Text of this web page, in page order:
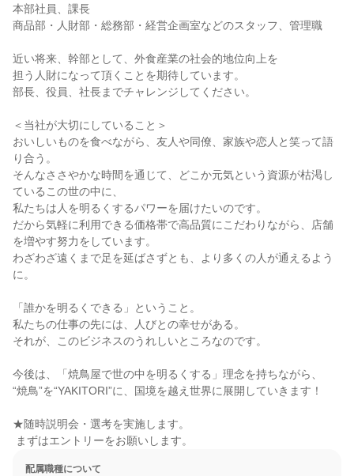
本部社員、課長
商品部・人財部・総務部・経営企画室などのスタッフ、管理職
近い将来、幹部として、外食産業の社会的地位向上を
担う人財になって頂くことを期待しています。
部長、役員、社長までチャレンジしてください。
＜当社が大切にしていること＞
おいしいものを食べながら、友人や同僚、家族や恋人と笑って語
り合う。
そんなささやかな時間を通じて、どこか元気という資源が枯渇し
ているこの世の中に、
私たちは人を明るくするパワーを届けたいのです。
だから気軽に利用できる価格帯で高品質にこだわりながら、店舗
を増やす努力をしています。
わざわざ遠くまで足を延ばさずとも、より多くの人が通えるよう
に。
「誰かを明るくできる」ということ。
私たちの仕事の先には、人びとの幸せがある。
それが、このビジネスのうれしいところなのです。
今後は、「焼鳥屋で世の中を明るくする」理念を持ちながら、
“焼鳥”を“YAKITORI”に、国境を越え世界に展開していきます！
★随時説明会・選考を実施します。
まずはエントリーをお願いします。
配属職種について